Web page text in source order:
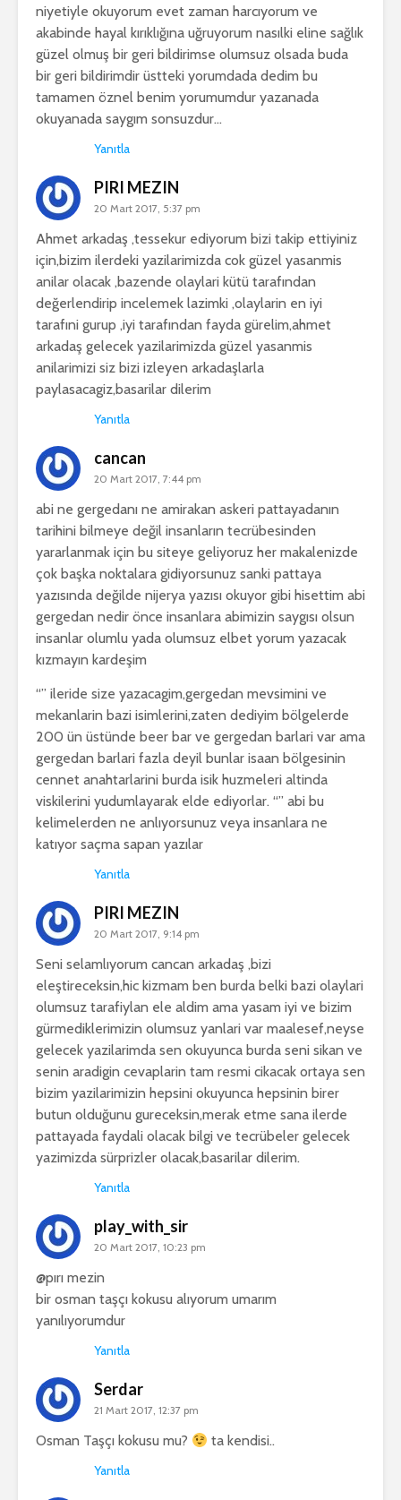
niyetiyle okuyorum evet zaman harcıyorum ve
akabinde hayal kırıklığına uğruyorum nasılki eline sağlık
güzel olmuş bir geri bildirimse olumsuz olsada buda
bir geri bildirimdir üstteki yorumdada dedim bu
tamamen öznel benim yorumumdur yazanada
okuyanada saygım sonsuzdur…
Yanıtla
PIRI MEZIN
20 Mart 2017, 5:37 pm
Ahmet arkadaş ,tessekur ediyorum bizi takip ettiyiniz
için,bizim ilerdeki yazilarimizda cok güzel yasanmis
anilar olacak ,bazende olaylari kütü tarafından
değerlendirip incelemek lazimki ,olaylarin en iyi
tarafıni gurup ,iyi tarafından fayda gürelim,ahmet
arkadaş gelecek yazilarimizda güzel yasanmis
anilarimizi siz bizi izleyen arkadaşlarla
paylasacagiz,basarilar dilerim
Yanıtla
cancan
20 Mart 2017, 7:44 pm
abi ne gergedanı ne amirakan askeri pattayadanın
tarihini bilmeye değil insanların tecrübesinden
yararlanmak için bu siteye geliyoruz her makalenizde
çok başka noktalara gidiyorsunuz sanki pattaya
yazısında değilde nijerya yazısı okuyor gibi hisettim abi
gergedan nedir önce insanlara abimizin saygısı olsun
insanlar olumlu yada olumsuz elbet yorum yazacak
kızmayın kardeşim
“” ileride size yazacagim,gergedan mevsimini ve
mekanlarin bazi isimlerini,zaten dediyim bölgelerde
200 ün üstünde beer bar ve gergedan barlari var ama
gergedan barlari fazla deyil bunlar isaan bölgesinin
cennet anahtarlarini burda isik huzmeleri altinda
viskilerini yudumlayarak elde ediyorlar. “” abi bu
kelimelerden ne anlıyorsunuz veya insanlara ne
katıyor saçma sapan yazılar
Yanıtla
PIRI MEZIN
20 Mart 2017, 9:14 pm
Seni selamlıyorum cancan arkadaş ,bizi
eleştireceksin,hic kizmam ben burda belki bazi olaylari
olumsuz tarafiylan ele aldim ama yasam iyi ve bizim
gürmediklerimizin olumsuz yanlari var maalesef,neyse
gelecek yazilarimda sen okuyunca burda seni sikan ve
senin aradigin cevaplarin tam resmi cikacak ortaya sen
bizim yazilarimizin hepsini okuyunca hepsinin birer
butun olduğunu gureceksin,merak etme sana ilerde
pattayada faydali olacak bilgi ve tecrübeler gelecek
yazimizda sürprizler olacak,basarilar dilerim.
Yanıtla
play_with_sir
20 Mart 2017, 10:23 pm
@pırı mezin
bir osman taşçı kokusu alıyorum umarım
yanılıyorumdur
Yanıtla
Serdar
21 Mart 2017, 12:37 pm
Osman Taşçı kokusu mu? ta kendisi..
Yanıtla